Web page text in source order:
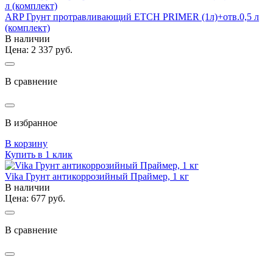
ARP Грунт протравливающий ETCH PRIMER (1л)+отв.0,5 л
(комплект)
В наличии
Цена: 2 337 руб.
В сравнение
В избранное
В корзину
Купить в 1 клик
Vika Грунт антикоррозийный Праймер, 1 кг
В наличии
Цена: 677 руб.
В сравнение